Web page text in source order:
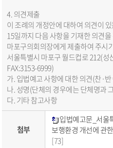
4. 의견제출
이 조례의 개정안에 대하여 의견이
15일까지 다음 사항을 기재한 의견
마포구의회의장에게 제출하여 주시
서울특별시 마포구 월드컵로 212(성
FAX:3153-6999)
가. 입법예고 사항에 대한 의견(찬·
나. 성명(단체의 경우에는 단체명과
다. 기타 참고사항
첨부
입법예고문_서울
보행환경 개선에 관
[73]